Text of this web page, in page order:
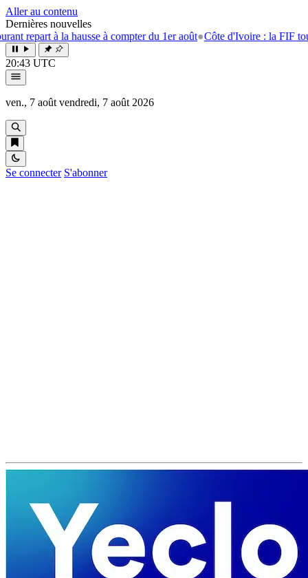
Aller au contenu
Dernières nouvelles
à la hausse à compter du 1er août●Côte d'Ivoire : la FIF tourne la
20:43 UTC
ven., 7 août vendredi, 7 août 2026
Se connecter S'abonner